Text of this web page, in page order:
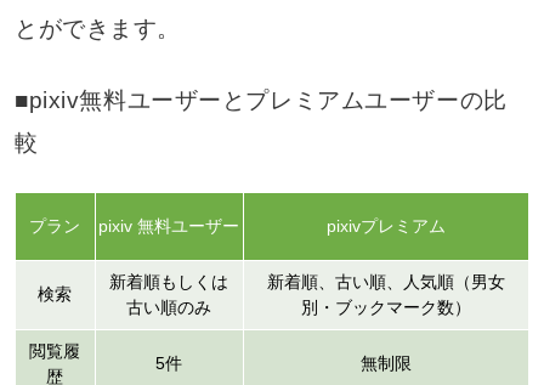
とができます。
■pixiv無料ユーザーとプレミアムユーザーの比
較
プラン pixiv 無料ユーザー pixivプレミアム
検索
新着順もしくは
古い順のみ
新着順、古い順、人気順（男女
別・ブックマーク数）
閲覧履
歴
5件 無制限